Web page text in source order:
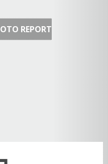
REPORT